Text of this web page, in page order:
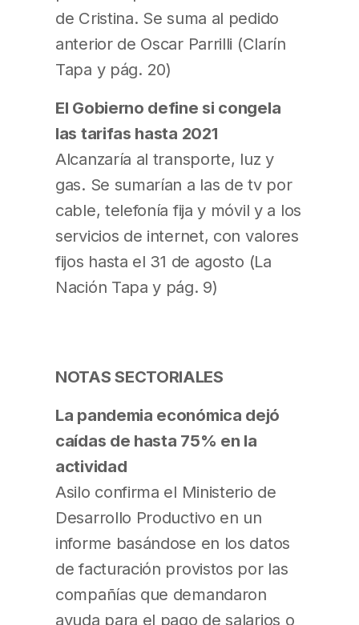
de Cristina. Se suma al pedido
anterior de Oscar Parrilli (Clarín
Tapa y pág. 20)
El Gobierno define si congela
las tarifas hasta 2021
Alcanzaría al transporte, luz y
gas. Se sumarían a las de tv por
cable, telefonía fija y móvil y a los
servicios de internet, con valores
fijos hasta el 31 de agosto (La
Nación Tapa y pág. 9)
NOTAS SECTORIALES
La pandemia económica dejó
caídas de hasta 75% en la
actividad
Asilo confirma el Ministerio de
Desarrollo Productivo en un
informe basándose en los datos
de facturación provistos por las
compañías que demandaron
ayuda para el pago de salarios o